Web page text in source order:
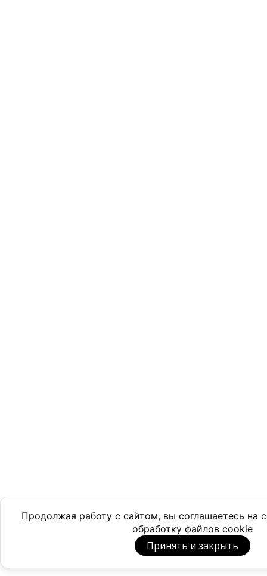
Продолжая работу с сайтом, вы соглашаетесь на
обработку файлов cookie
Принять и закрыть